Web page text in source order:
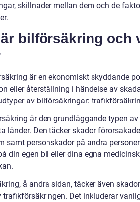
skillnader mellan dem och de
är bilförsäkring och
är en ekonomiskt skyddande
eller återställning i händelse av
av bilförsäkringar:
är den grundläggande typen
länder. Den täcker skador
samt personskador på andra
din egen bil eller dina egna
å andra sidan, täcker även
trafikförsäkringen. Det inkluderar